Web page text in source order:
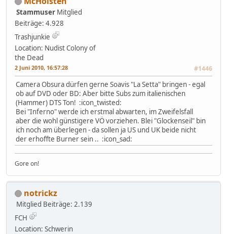
Stammuser Mitglied
Beiträge: 4.928
Trashjunkie
Location: Nudist Colony of
the Dead
2 Juni 2010, 16:57:28 #1446
Camera Obsura dürfen gerne Soavis "La Setta" bringen - egal
ob auf DVD oder BD: Aber bitte Subs zum italienischen
(Hammer) DTS Ton! :icon_twisted:
Bei "Inferno" werde ich erstmal abwarten, im Zweifelsfall
aber die wohl günstigere VÖ vorziehen. Blei "Glockenseil" bin
ich noch am überlegen - da sollen ja US und UK beide nicht
der erhoffte Burner sein .. :icon_sad:
Gore on!
notrickz
Mitglied Beiträge: 2.139
FCH
Location: Schwerin